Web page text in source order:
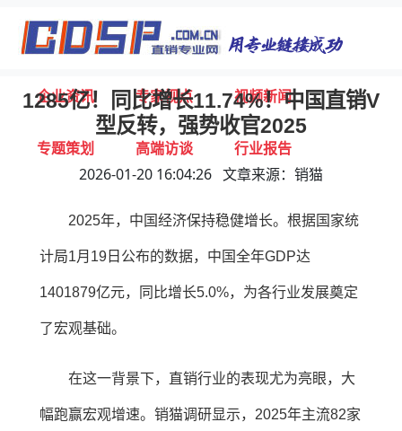
首页 独家报道 行业动态
企业资讯 专家视点 视频新闻
专题策划 高端访谈 行业报告
1285亿！同比增长11.74%！中国直销V
型反转，强势收官2025
2026-01-20 16:04:26 文章来源：销猫
2025年，中国经济保持稳健增长。根据国家统
计局1月19日公布的数据，中国全年GDP达
1401879亿元，同比增长5.0%，为各行业发展奠定
了宏观基础。
在这一背景下，直销行业的表现尤为亮眼，大
幅跑赢宏观增速。销猫调研显示，2025年主流82家